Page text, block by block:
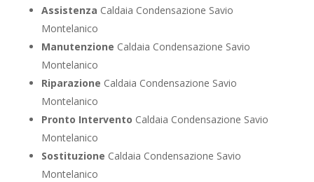
Assistenza Caldaia Condensazione Savio
Montelanico
Manutenzione Caldaia Condensazione Savio
Montelanico
Riparazione Caldaia Condensazione Savio
Montelanico
Pronto Intervento Caldaia Condensazione Savio
Montelanico
Sostituzione Caldaia Condensazione Savio
Montelanico